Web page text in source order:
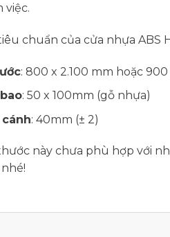
việc.
chuẩn của cửa nhựa ABS
: 800 x 2.100 mm hoặc
: 50 x 100mm (gỗ nhựa)
: 40mm (± 2)
này chưa phù hợp với